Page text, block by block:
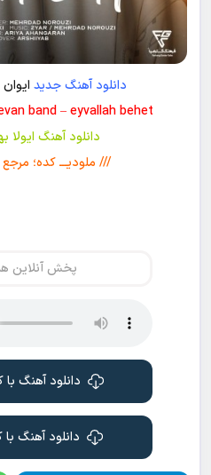
دانلود آهنگ جدید
band – eyvallah behet
دانلود آهنگ ایولا
/// ملودیـــ کده؛
پخش آنلاین
دانلود آهنگ با
دانلود آهنگ با